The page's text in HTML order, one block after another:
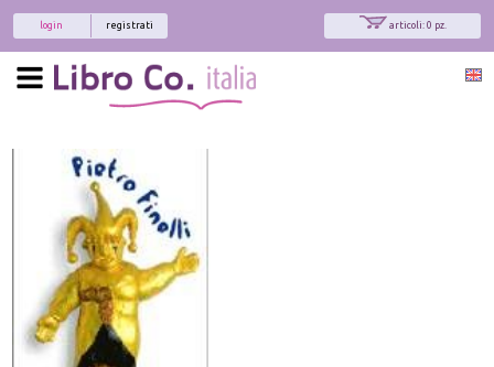
articoli: 0 pz.
registrati
login